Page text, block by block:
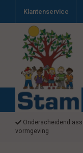
Klantenservice
Onderscheidend
vormgeving